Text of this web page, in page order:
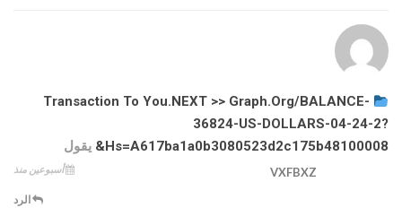
Transaction To You.NEXT >> Graph.org/BALANCE-
36824-US-DOLLARS-04-24-2?
Hs=a617ba1a0b3080523d2c175b48100008&
يقول
أسبوعين منذ VXFBXZ
الرد